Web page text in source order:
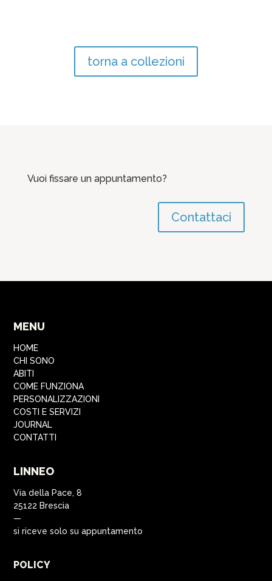
torna a collezioni
Vuoi fissare un appuntamento?
Contattaci
MENU
HOME
CHI SONO
ABITI
COME FUNZIONA
PERSONALIZZAZIONI
COSTI E SERVIZI
JOURNAL
CONTATTI
LINNEO
Via della Pace, 8
25122 Brescia
—
si riceve solo su appuntamento
POLICY